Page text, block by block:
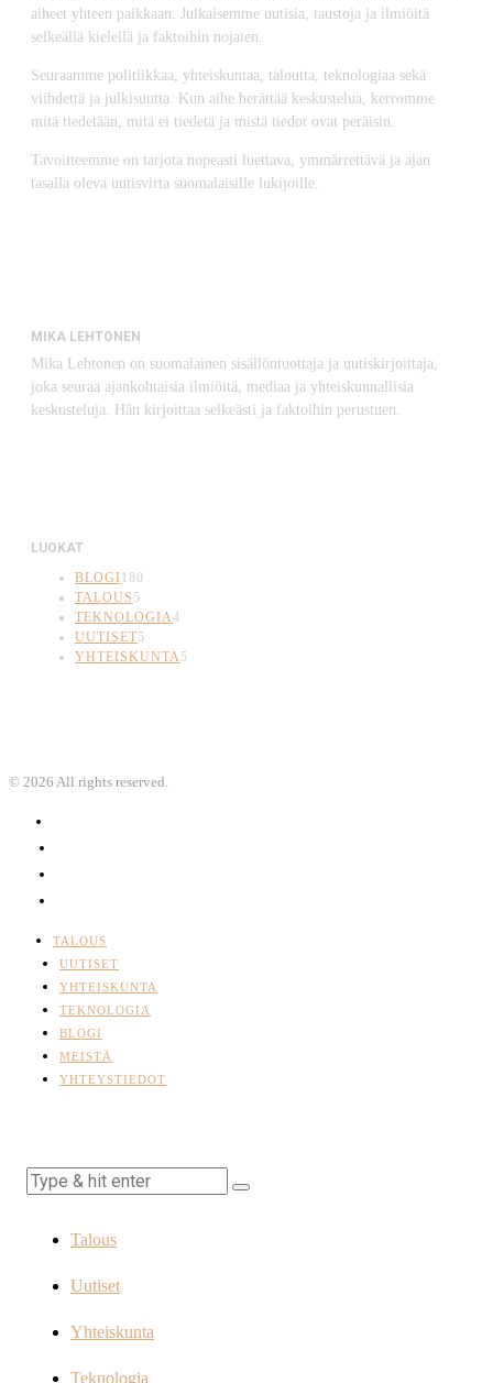
aiheet yhteen paikkaan. Julkaisemme uutisia, taustoja ja ilmiöitä
selkeällä kielellä ja faktoihin nojaten.
Seuraamme politiikkaa, yhteiskuntaa, taloutta, teknologiaa sekä
viihdettä ja julkisuutta. Kun aihe herättää keskustelua, kerromme
mitä tiedetään, mitä ei tiedetä ja mistä tiedot ovat peräisin.
Tavoitteemme on tarjota nopeasti luettava, ymmärrettävä ja ajan
tasalla oleva uutisvirta suomalaisille lukijoille.
MIKA LEHTONEN
Mika Lehtonen on suomalainen sisällöntuottaja ja uutiskirjoittaja,
joka seuraa ajankohtaisia ilmiöitä, mediaa ja yhteiskunnallisia
keskusteluja. Hän kirjoittaa selkeästi ja faktoihin perustuen.
LUOKAT
BLOGI180
TALOUS 5
TEKNOLOGIA4
UUTISET5
YHTEISKUNTA 5
© 2026 All rights reserved.
TALOUS
UUTISET
YHTEISKUNTA
TEKNOLOGIA
BLOGI
MEISTÄ
YHTEYSTIEDOT
Talous
Uutiset
Yhteiskunta
Teknologia